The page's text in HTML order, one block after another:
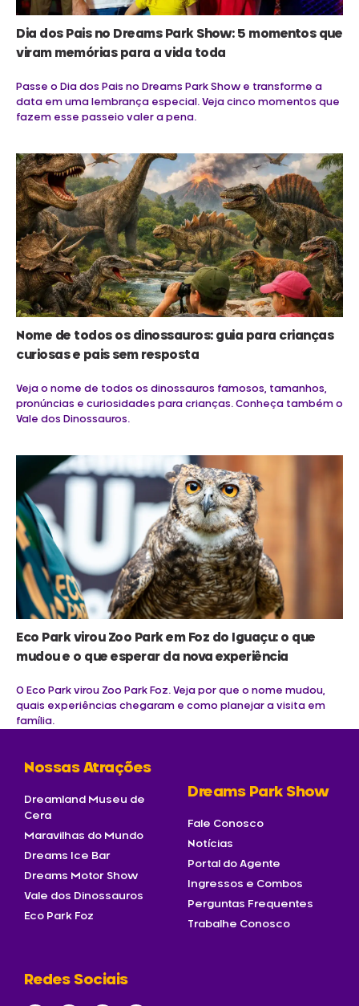
Dia dos Pais no Dreams Park Show: 5 momentos que
viram memórias para a vida toda
Passe o Dia dos Pais no Dreams Park Show e transforme a
data em uma lembrança especial. Veja cinco momentos que
fazem esse passeio valer a pena.
Nome de todos os dinossauros: guia para crianças
curiosas e pais sem resposta
Veja o nome de todos os dinossauros famosos, tamanhos,
pronúncias e curiosidades para crianças. Conheça também o
Vale dos Dinossauros.
Eco Park virou Zoo Park em Foz do Iguaçu: o que
mudou e o que esperar da nova experiência
O Eco Park virou Zoo Park Foz. Veja por que o nome mudou,
quais experiências chegaram e como planejar a visita em
família.
Nossas Atrações
Dreamland Museu de
Cera
Maravilhas do Mundo
Dreams Ice Bar
Dreams Motor Show
Vale dos Dinossauros
Eco Park Foz
Dreams Park Show
Fale Conosco
Notícias
Portal do Agente
Ingressos e Combos
Perguntas Frequentes
Trabalhe Conosco
Redes Sociais